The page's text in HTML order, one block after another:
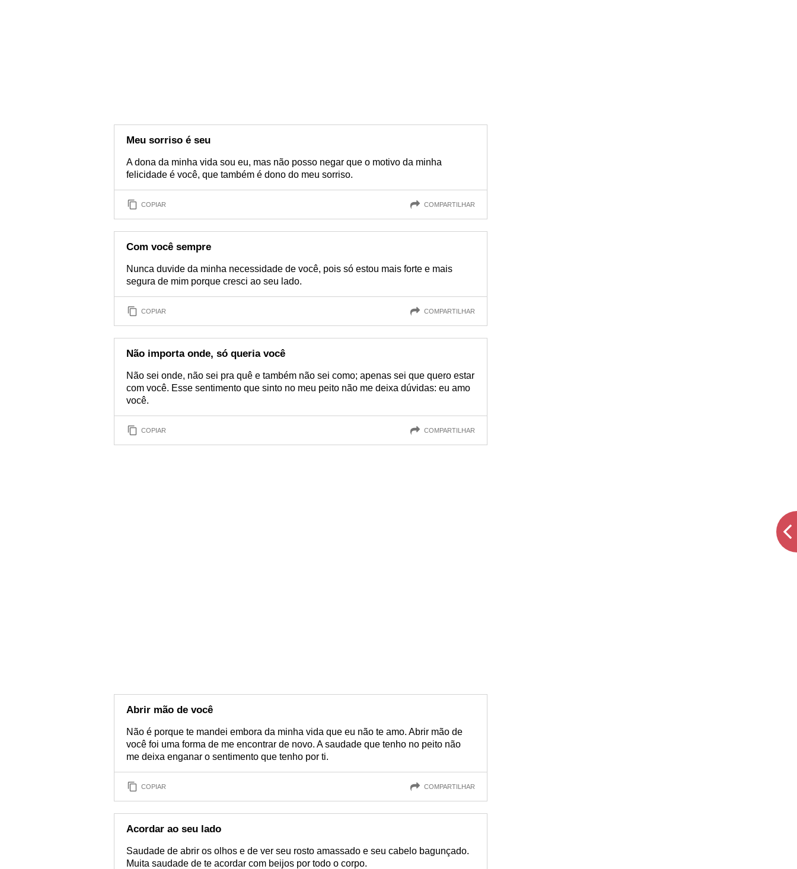
Meu sorriso é seu
A dona da minha vida sou eu, mas não posso negar que o motivo da minha
felicidade é você, que também é dono do meu sorriso.
COPIAR COMPARTILHAR
Com você sempre
Nunca duvide da minha necessidade de você, pois só estou mais forte e mais
segura de mim porque cresci ao seu lado.
COPIAR COMPARTILHAR
Não importa onde, só queria você
Não sei onde, não sei pra quê e também não sei como; apenas sei que quero estar
com você. Esse sentimento que sinto no meu peito não me deixa dúvidas: eu amo
você.
COPIAR COMPARTILHAR
Abrir mão de você
Não é porque te mandei embora da minha vida que eu não te amo. Abrir mão de
você foi uma forma de me encontrar de novo. A saudade que tenho no peito não
me deixa enganar o sentimento que tenho por ti.
COPIAR COMPARTILHAR
Acordar ao seu lado
Saudade de abrir os olhos e de ver seu rosto amassado e seu cabelo bagunçado.
Muita saudade de te acordar com beijos por todo o corpo.